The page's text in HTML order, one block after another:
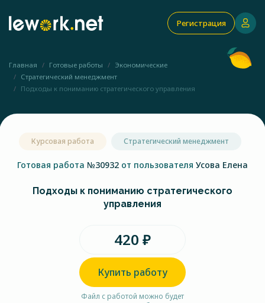
Регистрация
Главная Готовые работы
Экономические
Стратегический менеджмент
Подходы к пониманию стратегического управления
Курсовая работа Стратегический менеджмент
Готовая работа №30932 от пользователя Усова Елена
Подходы к пониманию стратегического
управления
420 ₽
Купить работу
Файл с работой можно будет